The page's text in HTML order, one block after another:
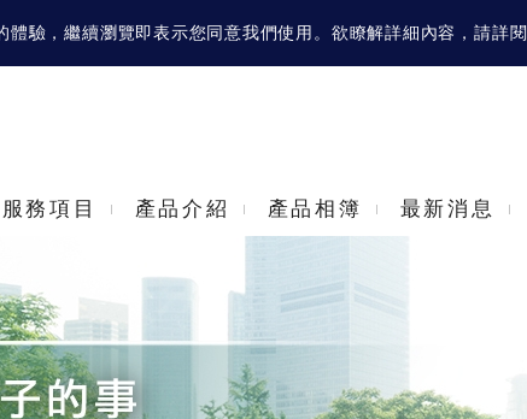
驗，繼續瀏覽即表示您同意我們使用。欲瞭解詳細內容，請詳閱
服務項目 產品介紹 產品相簿 最新消息